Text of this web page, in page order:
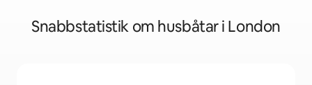
Snabbstatistik om husbåtar i London